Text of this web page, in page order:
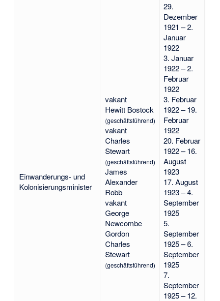
Einwanderungs- und
Kolonisierungsminister
vakant
Hewitt Bostock
(geschäftsführend)
vakant
Charles
Stewart
(geschäftsführend)
James
Alexander
Robb
vakant
George
Newcombe
Gordon
Charles
Stewart
(geschäftsführend)
29.
Dezember
1921 – 2.
Januar
1922
3. Januar
1922 – 2.
Februar
1922
3. Februar
1922 – 19.
Februar
1922
20. Februar
1922 – 16.
August
1923
17. August
1923 – 4.
September
1925
5.
September
1925 – 6.
September
1925
7.
September
1925 – 12.